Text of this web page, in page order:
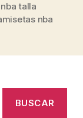
talla
nba
BUSCAR